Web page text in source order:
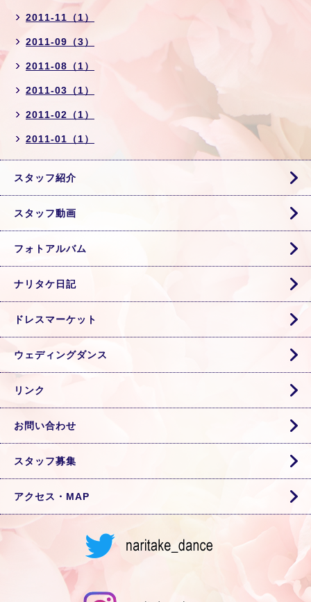
2011-11（1）
2011-09（3）
2011-08（1）
2011-03（1）
2011-02（1）
2011-01（1）
スタッフ紹介
スタッフ動画
フォトアルバム
ナリタケ日記
ドレスマーケット
ウェディングダンス
リンク
お問い合わせ
スタッフ募集
アクセス・MAP